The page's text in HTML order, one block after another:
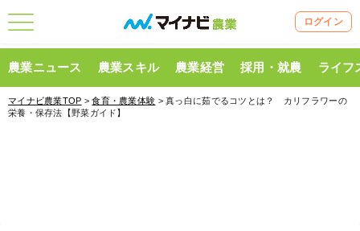
ログイン
農業ニュース 農業スキル 農業経営 採用・就農 ライフ
マイナビ農業TOP >食育・農業体験 > 真っ白に茹でるコツとは？ カリフラワーの
栄養・保存法【野菜ガイド】